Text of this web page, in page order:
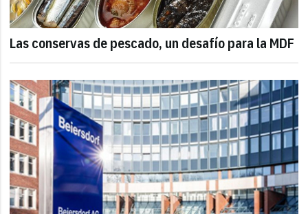
Las conservas de pescado, un desafío para la MDF